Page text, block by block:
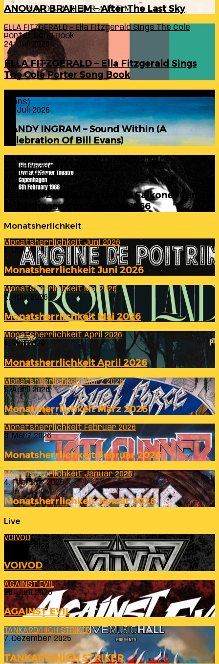
ANOUAR BRAHEM – After The Last Sky
ELLA FITZGERALD – Ella Fitzgerald Sings The Cole
Porter Song Book
24. Juli 2026
ELLA FITZGERALD – Ella Fitzgerald Sings
The Cole Porter Song Book
Evans)
24. Juli 2026
RANDY INGRAM – Sound Within (A
Celebration Of Bill Evans)
ELLA FITZGERALD – Live At Falkoner Centre
Copenhagen 6th February 1966
23. Juli 2026
ELLA FITZGERALD – Live At Falkoner Centre
Copenhagen 6th February 1966
Monatsherlichkeit
Monatsherrlichkeit Juni 2026
1. Juli 2026
Monatsherrlichkeit Juni 2026
Monatsherrlichkeit Mai 2026
2. Juni 2026
Monatsherrlichkeit Mai 2026
Monatsherrlichkeit April 2026
4. Mai 2026
Monatsherrlichkeit April 2026
Monatsherrlichkeit März 2026
1. April 2026
Monatsherrlichkeit März 2026
Monatsherrlichkeit Februar 2026
3. März 2026
Monatsherrlichkeit Februar 2026
Monatsherrlichkeit Januar 2026
4. Februar 2026
Monatsherrlichkeit Januar 2026
Live
VOIVOD
23. Juli 2026
VOIVOD
AGAINST EVIL
26. Juni 2026
AGAINST EVIL
TANKARD/HIGH STRIKER
7. Dezember 2025
TANKARD/HIGH STRIKER